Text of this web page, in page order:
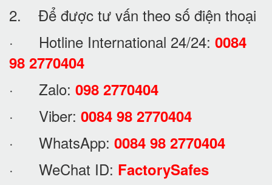
2. Để được tư vấn theo số điện thoại
· Hotline International 24/24: 0084
98 2770404
· Zalo: 098 2770404
· Viber: 0084 98 2770404
· WhatsApp: 0084 98 2770404
· WeChat ID: FactorySafes